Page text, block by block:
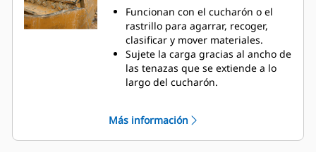
Funcionan con el cucharón o el
rastrillo para agarrar, recoger,
clasificar y mover materiales.
Sujete la carga gracias al ancho de
las tenazas que se extiende a lo
largo del cucharón.
con la curvatura única de la tenaza
y las estriaciones en los dientes.
Más información